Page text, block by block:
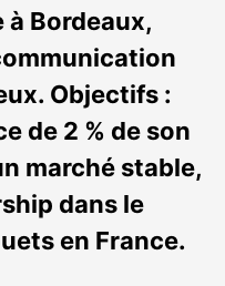
à Bordeaux,
Objectifs :
de 2 % de son
marché stable,
dans le
en France.